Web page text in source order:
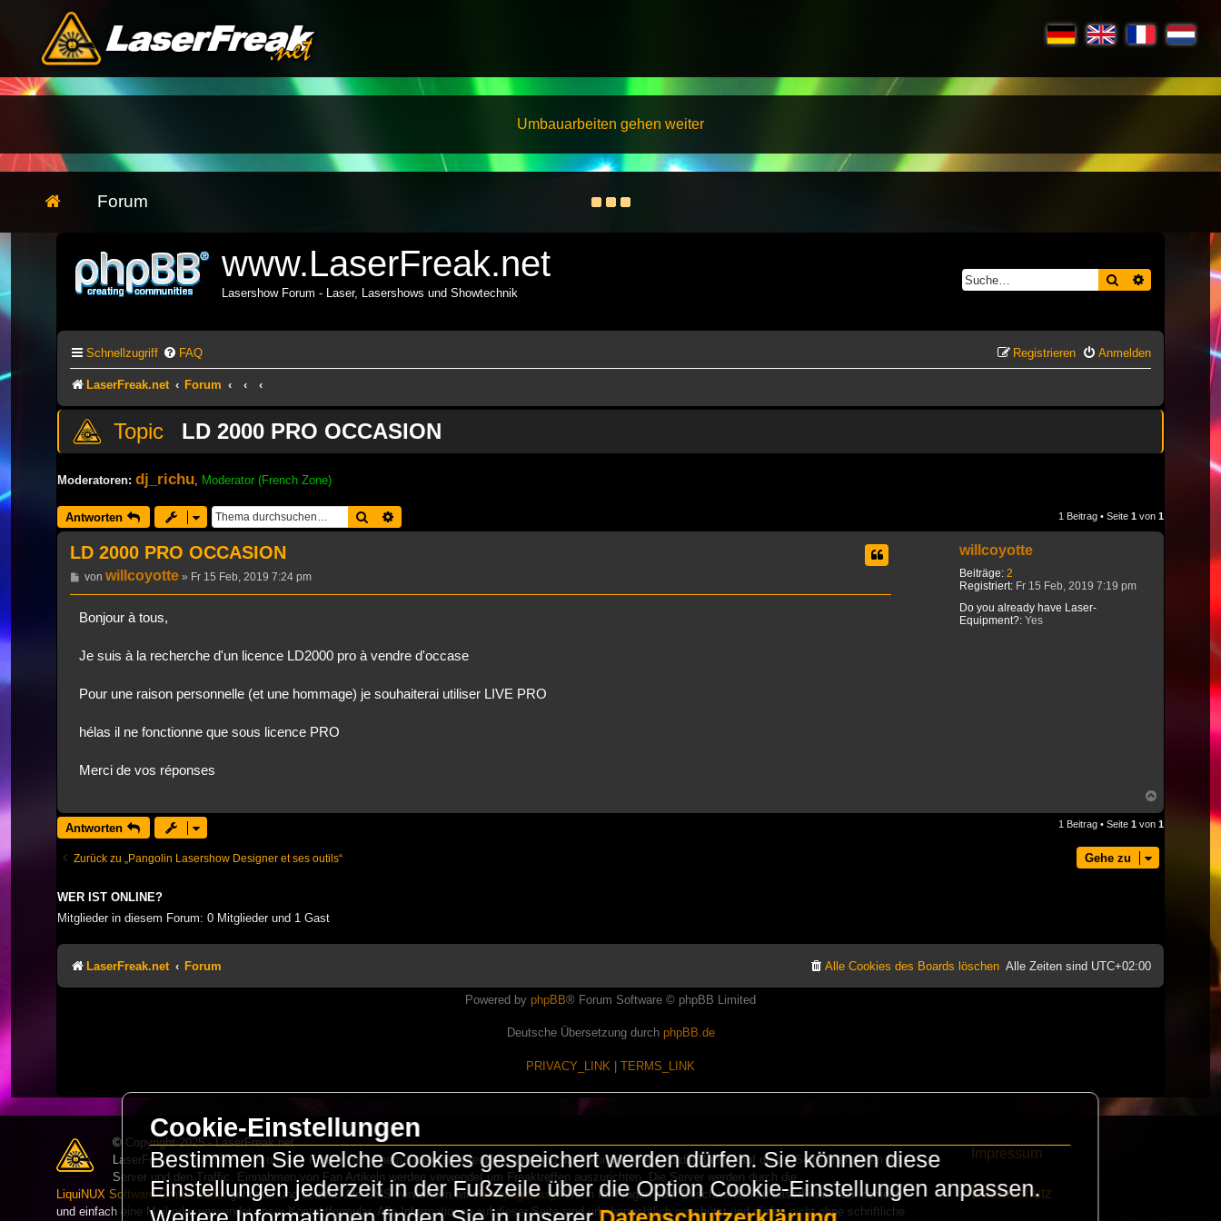
Umbauarbeiten gehen weiter
Forum
www.LaserFreak.net
Lasershow Forum - Laser, Lasershows und Showtechnik
Suche Erweiterte
Schnellzugriff FAQ Anmelden
Registrieren
LaserFreak.net Forum
LD 2000 PRO OCCASION
Moderatoren: dj_richu Moderator (French Zone)
Antworten Suche 1 Beitrag • Seite 1 von 1
willcoyotte
Beiträge: 2
Registriert: Fr 15 Feb, 2019 7:19 pm
Do you already have Laser-
Equipment?: Yes
LD 2000 PRO OCCASION
Beitrag
von willcoyotte» Fr 15 Feb, 2019 7:24 pm
Bonjour à tous,
Je suis à la recherche d'un licence LD2000 pro à vendre d'occase
Pour une raison personnelle (et une hommage) je souhaiterai utiliser LIVE PRO
hélas il ne fonctionne que sous licence PRO
Merci de vos réponses
oben
Antworten 1 Beitrag • Seite 1 von 1
Zurück zu „Pangolin Lasershow Designer et ses outils“ Gehe zu
WER IST ONLINE?
Mitglieder in diesem Forum: 0 Mitglieder und 1 Gast
LaserFreak.net Forum Alle Zeiten sind UTC+02:00
Alle Cookies des Boards löschen
Powered by phpBB® Forum Software © phpBB Limited
Deutsche Übersetzung durch phpBB.de
PRIVACY_LINK TERMS_LINK
© Copyright 2025 - LaserFreak.net
LaserFreak ist ein freies und offenes Forum zum Thema Lasershowtechnik. Wir sind nicht kommerziell und die Banner auf dieser Seite finanzieren die
Server und den Traffic. Einnahmen von Fan Artikeln werden verwendet um Freaktreffen auszurichten. Die Server werden durch die
LiquiNUX Software GmbH Berlingehostet und betreut. Als CMS verwenden wirHomepageEasy. Wenn Ihr Fragen oder Beschwerden zu LaserFreak habt schickt
und einfach eine Mail oder verwendet unser Kontaktformular. Alle Informationen auf dieser Seite sind urheberrechtlich geschützt und dürfen nicht ohne schriftliche
Impressum
Datenschutz
Cookie-Einstellungen
Bestimmen Sie welche Cookies gespeichert werden dürfen. Sie können diese
Einstellungen jederzeit in der Fußzeile über die Option Cookie-Einstellungen anpassen.